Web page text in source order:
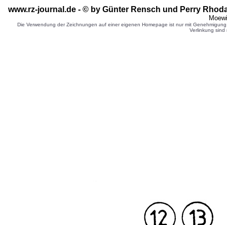
www.rz-journal.de - © by Günter Rensch und Perry
Die Verwendung der Zeichnungen auf einer eigenen Homepage ist nur mit
Verlinkung sind